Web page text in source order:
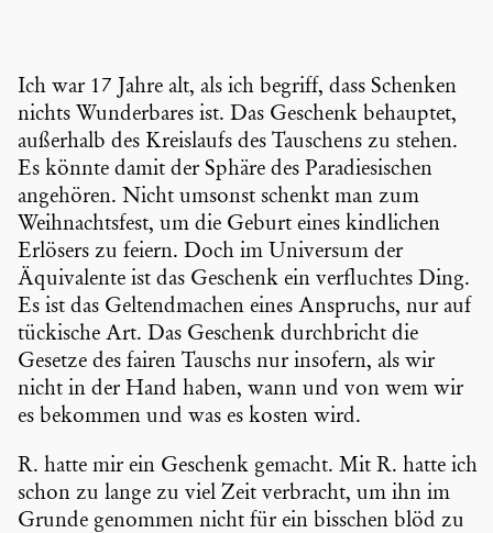
Ich war 17 Jahre alt, als ich begriff, dass Schenken
nichts Wunder­bares ist. Das Geschenk behauptet,
außerhalb des Kreis­laufs des Tauschens zu stehen.
Es könnte damit der Sphäre des Paradie­si­schen
angehören. Nicht umsonst schenkt man zum
Weihnachts­fest, um die Geburt eines kindli­chen
Erlösers zu feiern. Doch im Universum der
Äquiva­lente ist das Geschenk ein verfluchtes Ding.
Es ist das Geltend­ma­chen eines Anspruchs, nur auf
tückische Art. Das Geschenk durch­bricht die
Gesetze des fairen Tauschs nur insofern, als wir
nicht in der Hand haben, wann und von wem wir
es bekommen und was es kosten wird.
R. hatte mir ein Geschenk gemacht. Mit R. hatte ich
schon zu lange zu viel Zeit verbracht, um ihn im
Grunde genommen nicht für ein bisschen blöd zu